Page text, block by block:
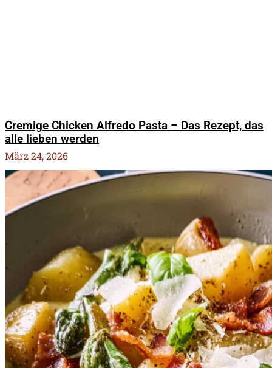
Cremige Chicken Alfredo Pasta – Das Rezept, das
alle lieben werden
März 24, 2026